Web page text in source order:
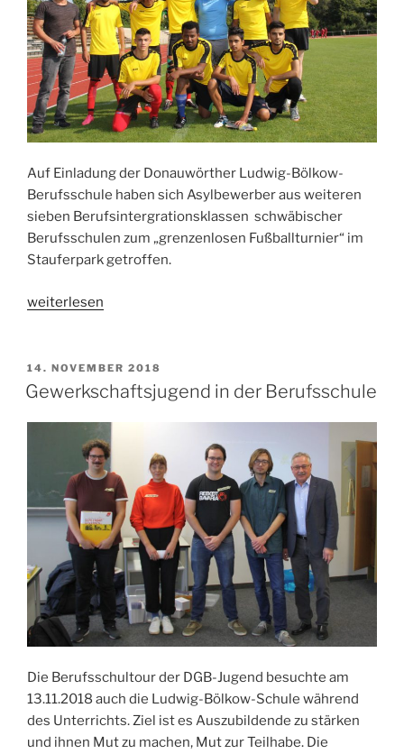
Auf Einladung der Donauwörther Ludwig-Bölkow-
Berufsschule haben sich Asylbewerber aus weiteren
sieben Berufsintergrationsklassen schwäbischer
Berufsschulen zum „grenzenlosen Fußballturnier“ im
Stauferpark getroffen.
„„Grenzenloses
Asylbewerbern“
weiterlesen
VERÖFFENTLICHT
AM
14. NOVEMBER 2018
Gewerkschaftsjugend in der Berufsschule
Die Berufsschultour der DGB-Jugend besuchte am
13.11.2018 auch die Ludwig-Bölkow-Schule während
des Unterrichts. Ziel ist es Auszubildende zu stärken
und ihnen Mut zu machen, Mut zur Teilhabe. Die